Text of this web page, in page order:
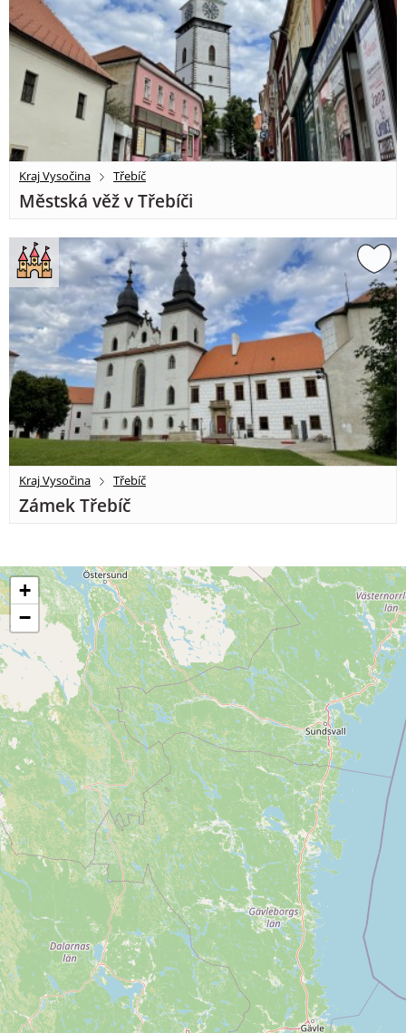
Kraj Vysočina Třebíč
Městská věž v Třebíči
Kraj Vysočina Třebíč
Zámek Třebíč
+
−